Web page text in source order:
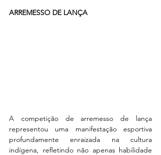
ARREMESSO DE LANÇA
A competição de arremesso de lança
representou uma manifestação esportiva
profundamente enraizada na cultura
indígena, refletindo não apenas habilidade